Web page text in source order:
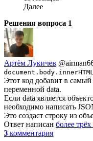
Далее
Решения вопроса 1
Артём Лукичев
Этот код добавит в самый
переменной data.
Если data является
необходимо написать
Это создаст строку из
Ответ написан более трёх
3 комментария